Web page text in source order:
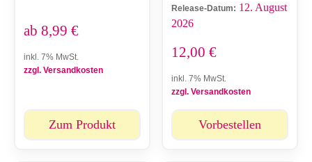
ab 8,99 €
inkl. 7% MwSt.
zzgl. Versandkosten
Zum Produkt
Release-Datum: 12. August
2026
12,00 €
inkl. 7% MwSt.
zzgl. Versandkosten
Vorbestellen